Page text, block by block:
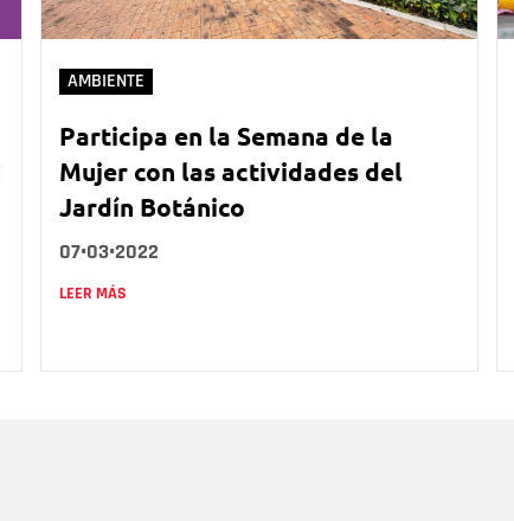
AMBIENTE
Participa en la Semana de la
Mujer con las actividades del
Jardín Botánico
07•03•2022
LEER MÁS